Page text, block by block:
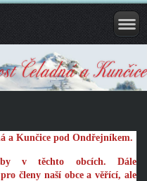
a Kunčice pod Ondřejníkem.
v těchto obcích. Dále
členy naší obce a věřící, ale